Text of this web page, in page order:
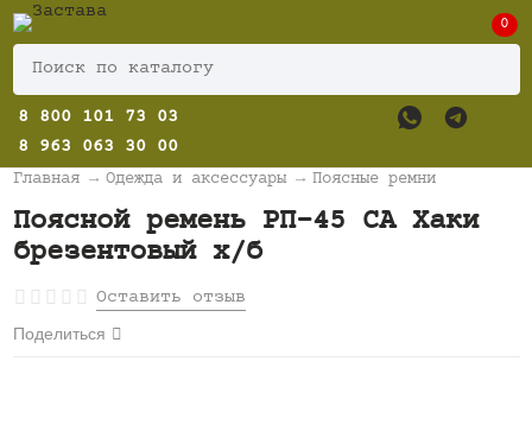
0
8 800 101 73 03
8 963 063 30 00
Главная → Одежда и аксессуары → Поясные ремни
Поясной ремень РП-45 СА Хаки
брезентовый х/б
Оставить отзыв
Поделиться